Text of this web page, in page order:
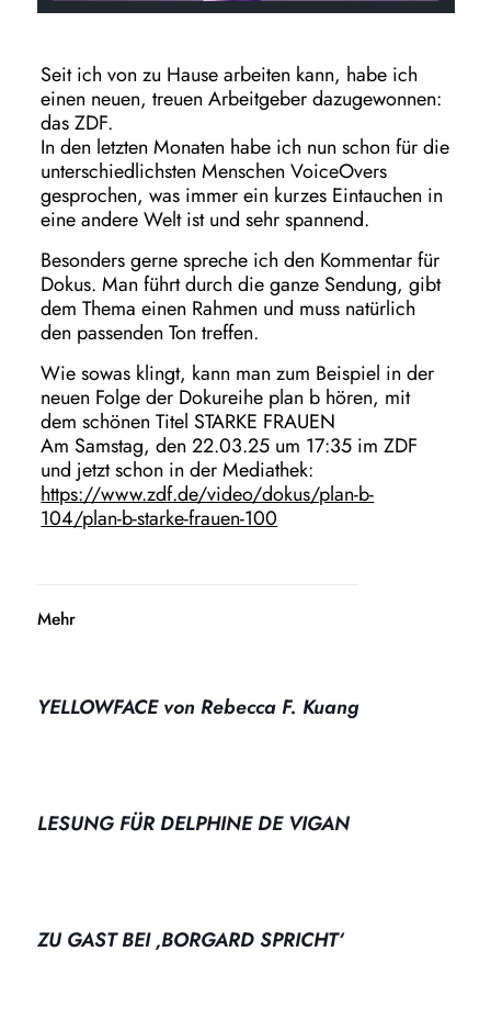
Seit ich von zu Hause arbeiten kann, habe ich
einen neuen, treuen Arbeitgeber dazugewonnen:
das ZDF.
In den letzten Monaten habe ich nun schon für die
unterschiedlichsten Menschen VoiceOvers
gesprochen, was immer ein kurzes Eintauchen in
eine andere Welt ist und sehr spannend.
Besonders gerne spreche ich den Kommentar für
Dokus. Man führt durch die ganze Sendung, gibt
dem Thema einen Rahmen und muss natürlich
den passenden Ton treffen.
Wie sowas klingt, kann man zum Beispiel in der
neuen Folge der Dokureihe plan b hören, mit
dem schönen Titel STARKE FRAUEN
Am Samstag, den 22.03.25 um 17:35 im ZDF
und jetzt schon in der Mediathek:
https://www.zdf.de/video/dokus/plan-b-
104/plan-b-starke-frauen-100
Mehr
YELLOWFACE von Rebecca F. Kuang
LESUNG FÜR DELPHINE DE VIGAN
ZU GAST BEI ‚BORGARD SPRICHT‘